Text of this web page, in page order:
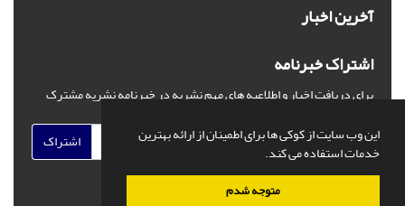
این وب سایت از کوکی ها برای اطمینان از ارائه بهترین
خدمات استفاده می کند.
متوجه شدم
آخرین اخبار
اشتراک خبرنامه
برای دریافت اخبار و اطلاعیه های مهم نشریه در خبرنامه نشریه مشترک
اشتراک